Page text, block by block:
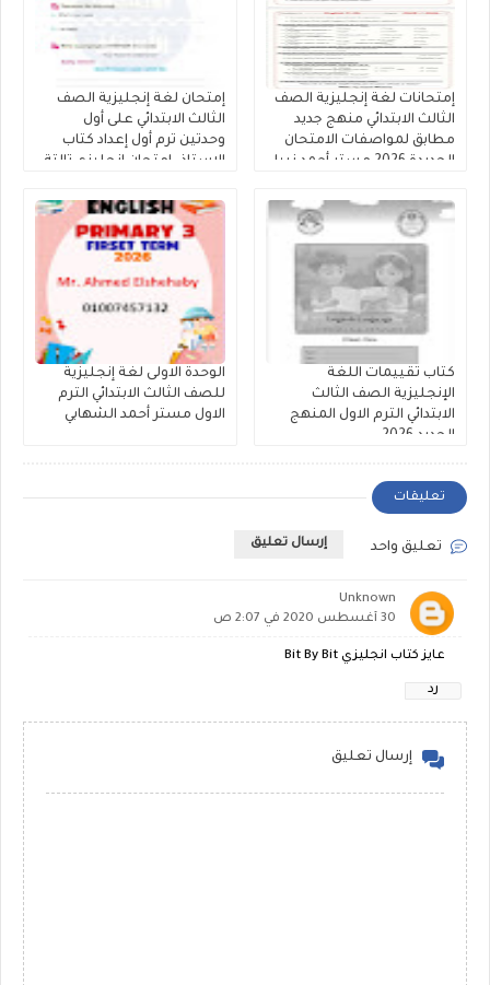
إمتحانات لغة إنجليزية الصف
الثالث الابتدائي منهج جديد
مطابق لمواصفات الامتحان
الجديدة 2026 مستر أحمد نبيل
إمتحان لغة إنجليزية الصف
الثالث الابتدائي على أول
وحدتين ترم أول إعداد كتاب
الاستاذ، إمتحان إنجليزي تالتة
كتاب تقييمات اللغة
الإنجليزية الصف الثالث
الابتدائي الترم الاول المنهج
الجديد 2026
الوحدة الاولى لغة إنجليزية
للصف الثالث الابتدائي الترم
الاول مستر أحمد الشهابي
تعليقات
تعليق واحد إرسال تعليق
Unknown
30 أغسطس 2020 في 2:07 ص
عايز كتاب انجليزي Bit By Bit
رد
إرسال تعليق